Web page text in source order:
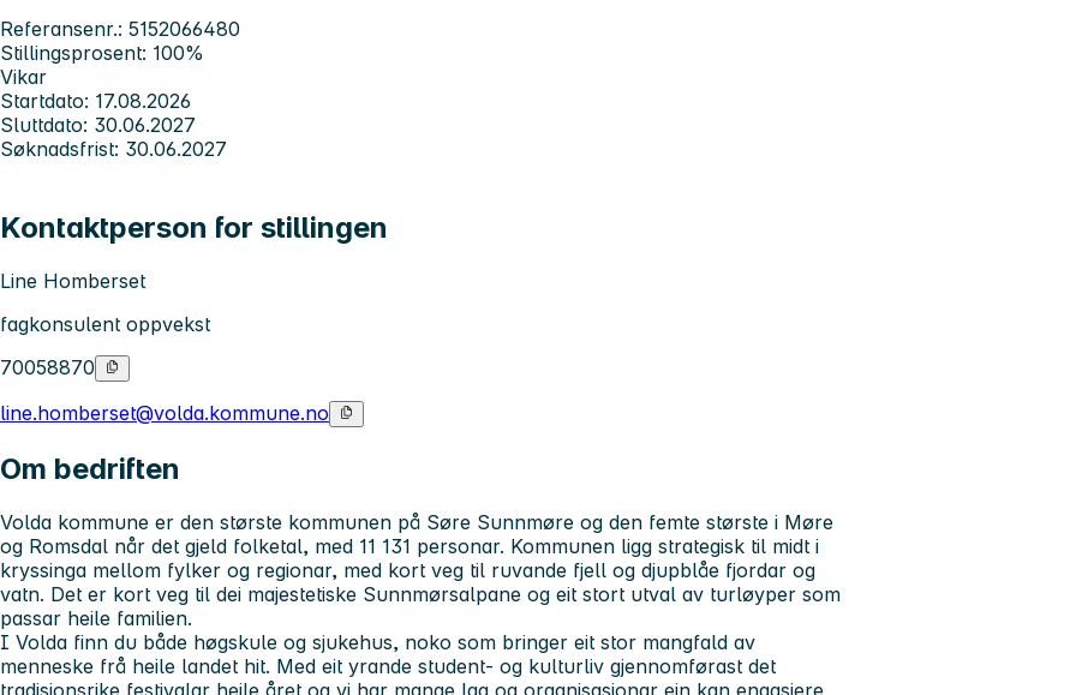
Referansenr.: 5152066480
Stillingsprosent: 100%
Vikar
Startdato: 17.08.2026
Sluttdato: 30.06.2027
Søknadsfrist: 30.06.2027
Kontaktperson for stillingen
Line Homberset
fagkonsulent oppvekst
70058870
line.homberset@volda.kommune.no
Om bedriften
Volda kommune er den største kommunen på Søre Sunnmøre og den femte største i Møre
og Romsdal når det gjeld folketal, med 11 131 personar. Kommunen ligg strategisk til midt i
kryssinga mellom fylker og regionar, med kort veg til ruvande fjell og djupblåe fjordar og
vatn. Det er kort veg til dei majestetiske Sunnmørsalpane og eit stort utval av turløyper som
passar heile familien.
I Volda finn du både høgskule og sjukehus, noko som bringer eit stor mangfald av
menneske frå heile landet hit. Med eit yrande student- og kulturliv gjennomførast det